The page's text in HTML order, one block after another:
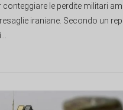
le perdite militari
iraniane. Secondo un